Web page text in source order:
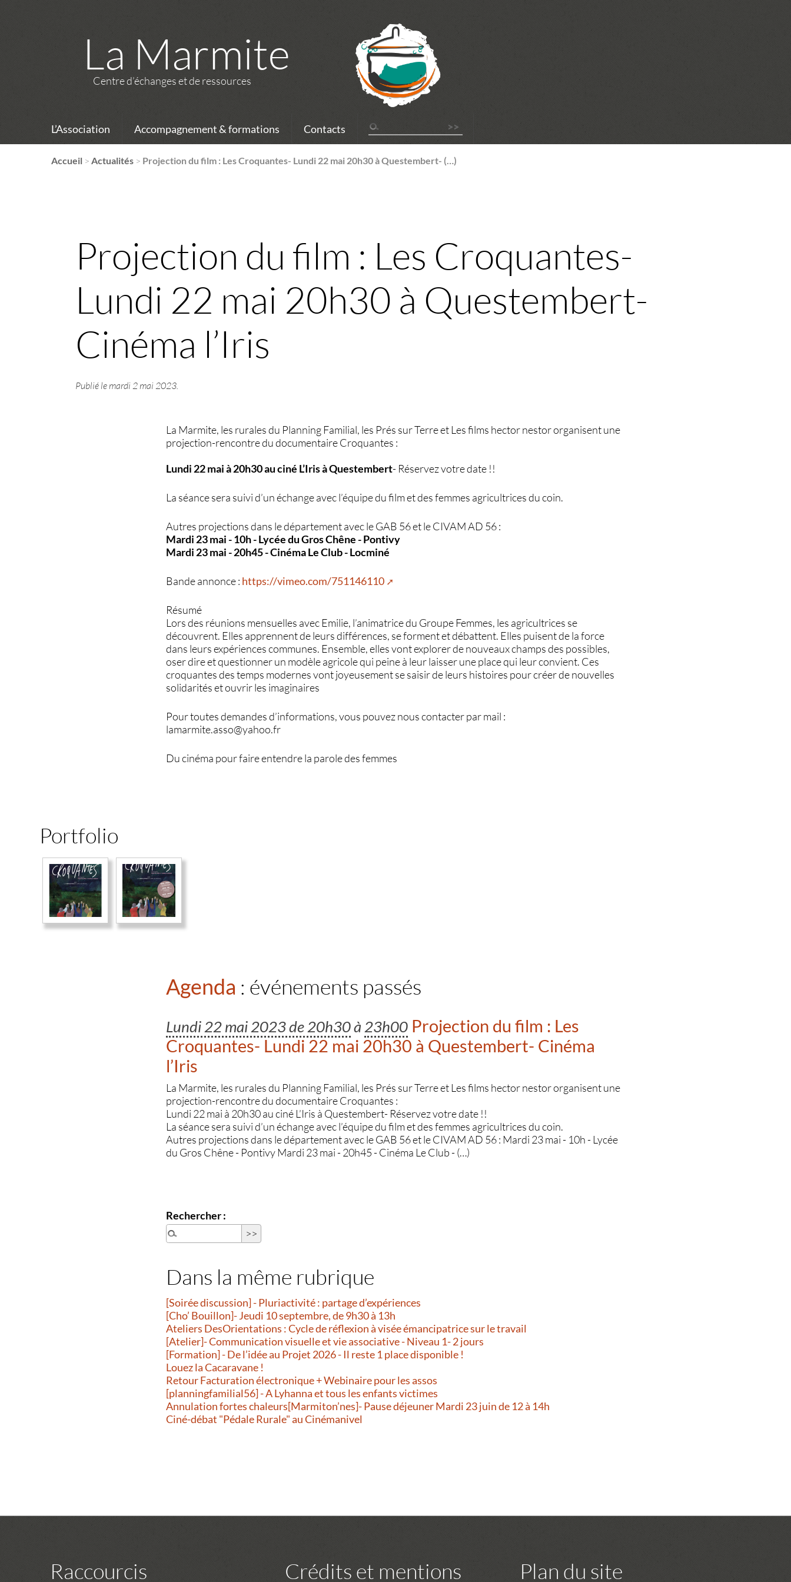
La Marmite
Centre d’échanges et de ressources
L’Association Accompagnement & formations Contacts
Accueil >Actualités > Projection du film : Les Croquantes- Lundi 22 mai 20h30 à Questembert- (…)
Projection du film : Les Croquantes-
Lundi 22 mai 20h30 à Questembert-
Cinéma l’Iris
Publié le mardi 2 mai 2023.
La Marmite, les rurales du Planning Familial, les Prés sur Terre et Les films hector nestor organisent une
projection-rencontre du documentaire Croquantes :
Lundi 22 mai à 20h30 au ciné L’Iris à Questembert- Réservez votre date !!
La séance sera suivi d’un échange avec l’équipe du film et des femmes agricultrices du coin.
Autres projections dans le département avec le GAB 56 et le CIVAM AD 56 :
Mardi 23 mai - 10h - Lycée du Gros Chêne - Pontivy
Mardi 23 mai - 20h45 - Cinéma Le Club - Locminé
Bande annonce : https://vimeo.com/751146110
Résumé
Lors des réunions mensuelles avec Emilie, l’animatrice du Groupe Femmes, les agricultrices se
découvrent. Elles apprennent de leurs différences, se forment et débattent. Elles puisent de la force
dans leurs expériences communes. Ensemble, elles vont explorer de nouveaux champs des possibles,
oser dire et questionner un modèle agricole qui peine à leur laisser une place qui leur convient. Ces
croquantes des temps modernes vont joyeusement se saisir de leurs histoires pour créer de nouvelles
solidarités et ouvrir les imaginaires
Pour toutes demandes d’informations, vous pouvez nous contacter par mail :
lamarmite.asso@yahoo.fr
Du cinéma pour faire entendre la parole des femmes
Portfolio
Agenda : événements passés
Lundi 22 mai 2023 de 20h30à 23h00 Projection du film : Les
Croquantes- Lundi 22 mai 20h30 à Questembert- Cinéma
l’Iris
La Marmite, les rurales du Planning Familial, les Prés sur Terre et Les films hector nestor organisent une
projection-rencontre du documentaire Croquantes :
Lundi 22 mai à 20h30 au ciné L’Iris à Questembert- Réservez votre date !!
La séance sera suivi d’un échange avec l’équipe du film et des femmes agricultrices du coin.
Autres projections dans le département avec le GAB 56 et le CIVAM AD 56 : Mardi 23 mai - 10h - Lycée
du Gros Chêne - Pontivy Mardi 23 mai - 20h45 - Cinéma Le Club - (…)
Rechercher :
Dans la même rubrique
[Soirée discussion] - Pluriactivité : partage d’expériences
[Cho’ Bouillon]- Jeudi 10 septembre, de 9h30 à 13h
Ateliers DesOrientations : Cycle de réflexion à visée émancipatrice sur le travail
[Atelier]- Communication visuelle et vie associative - Niveau 1- 2 jours
[Formation] - De l’idée au Projet 2026 - Il reste 1 place disponible !
Louez la Cacaravane !
Retour Facturation électronique + Webinaire pour les assos
[planningfamilial56] - A Lyhanna et tous les enfants victimes
Annulation fortes chaleurs[Marmiton’nes]- Pause déjeuner Mardi 23 juin de 12 à 14h
Ciné-débat "Pédale Rurale" au Cinémanivel
Raccourcis Crédits et mentions Plan du site